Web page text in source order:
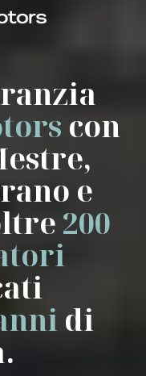
con
e
200
di